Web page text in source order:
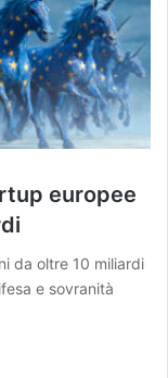
europee
da oltre 10 miliardi
e sovranità